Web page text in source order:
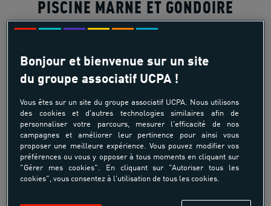
PISCINE MARNE ET GONDOIRE
A quelques kilomètres de Paris, le centre aquatique de
Marne et Gondoire est situé à Lagny-sur-Marne. Inauguré
en 2008, le centre aquatique de Marne et Gondoire a été
conçu par la Communauté d’agglomération de Marne et
Gondoire qui en a confié l’animation et la gestion à l’UCPA
L’architecture laisse place à la lumière et à une large vue
sur l’extérieur pour vous faire profiter de l’environnement
naturel et de la forêt bordant le centre.
Bonjour et bienvenue sur un site
du groupe associatif UCPA !
Vous êtes sur un site du groupe associatif UCPA. Nous utilisons
des cookies et d'autres technologies similaires afin de
personnaliser votre parcours, mesurer l'efficacité de nos
campagnes et améliorer leur pertinence pour ainsi vous
proposer une meilleure expérience. Vous pouvez modifier vos
préférences ou vous y opposer à tous moments en cliquant sur
"Gérer mes cookies". En cliquant sur "Autoriser tous les
cookies", vous consentez à l'utilisation de tous les cookies.